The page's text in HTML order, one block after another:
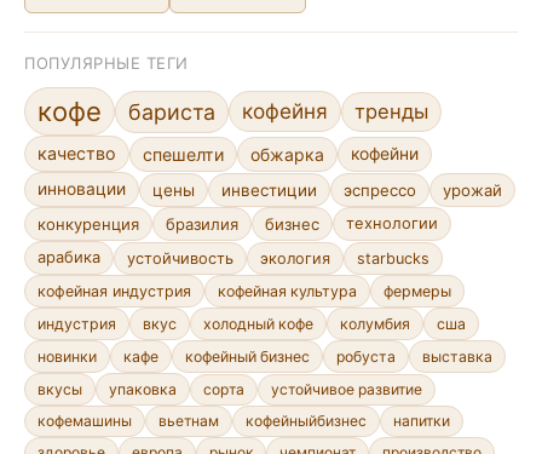
ПОПУЛЯРНЫЕ ТЕГИ
кофе бариста кофейня тренды
качество спешелти обжарка
кофейни
инновации
цены инвестиции эспрессо
урожай
конкуренция
бразилия бизнес
технологии
арабика
устойчивость экология
starbucks
кофейная индустрия
кофейная культура
фермеры
индустрия
вкус холодный кофе колумбия
сша
новинки
кафе кофейный бизнес робуста
выставка
вкусы
упаковка сорта
устойчивое развитие
кофемашины
вьетнам кофейныйбизнес
напитки